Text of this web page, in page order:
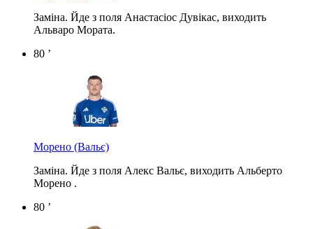
Заміна. Йде з поля Анастасіос Дувікас, виходить
Альваро Мората.
80 ’
Морено (Вальє)
Заміна. Йде з поля Алекс Вальє, виходить Альберто
Морено .
80 ’